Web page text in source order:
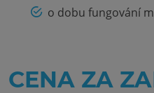
o dobu fungování
CENA ZA